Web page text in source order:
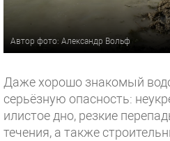
Автор фото: Александр Вольф
Даже хорошо знакомый
серьёзную опасность:
илистое дно, резкие
течения, а также